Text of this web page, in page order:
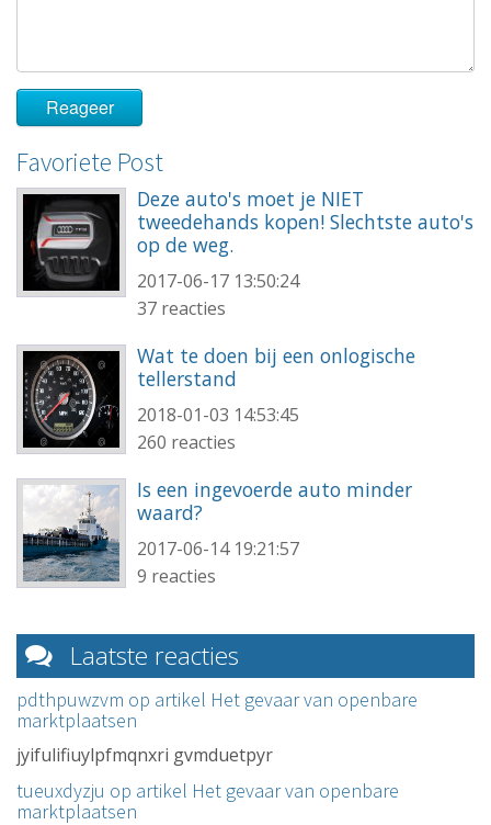
Favoriete Post
Deze auto's moet je NIET
tweedehands kopen! Slechtste auto's
op de weg.
2017-06-17 13:50:24
37 reacties
Wat te doen bij een onlogische
tellerstand
2018-01-03 14:53:45
260 reacties
Is een ingevoerde auto minder
waard?
2017-06-14 19:21:57
9 reacties
Laatste reacties
pdthpuwzvm op artikel Het gevaar van openbare
marktplaatsen
jyifulifiuylpfmqnxri gvmduetpyr
tueuxdyzju op artikel Het gevaar van openbare
marktplaatsen